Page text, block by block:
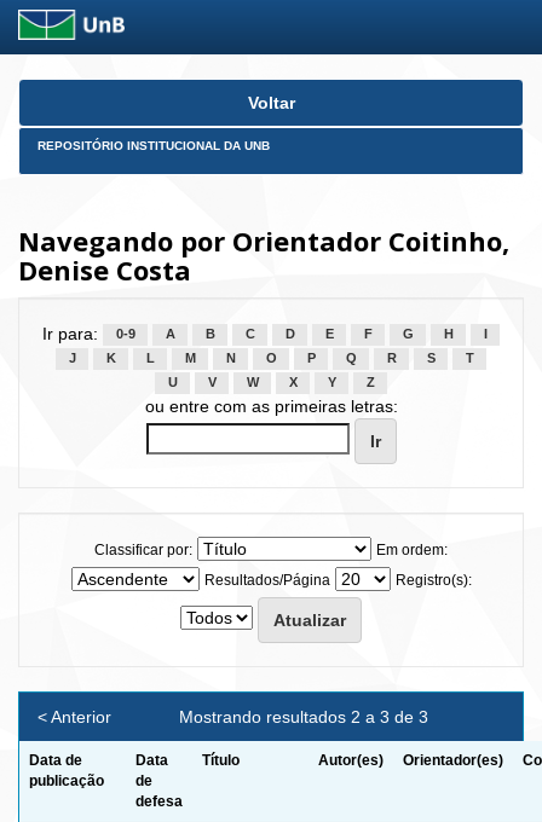
Skip
Voltar
REPOSITÓRIO INSTITUCIONAL DA UNB
Navegando por Orientador Coitinho,
Denise Costa
Ir para: 0-9 A B C D E F G H
J
K L M N O P Q R S
T
U
V W X Y Z
ou entre com as primeiras letras:
Classificar por:
Em ordem:
Resultados/Página
Registro(s):
Mostrando resultados 2 a 3 de 3
< Anterior
Data de
publicação
Data
de
defesa
Título Autor(es) Orientador(es)